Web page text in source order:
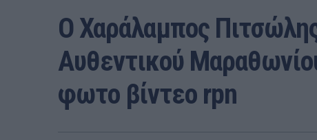
Ο Χαράλαμπος
Αυθεντικού
φωτο βίντεο rpn